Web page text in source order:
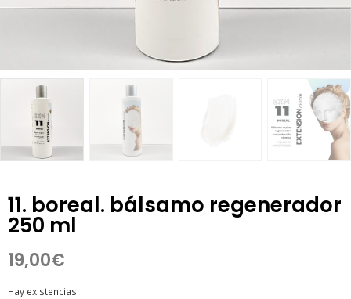
11. boreal. bálsamo regenerador
250 ml
19,00€
Hay existencias